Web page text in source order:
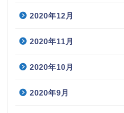
2020年12月
2020年11月
2020年10月
2020年9月